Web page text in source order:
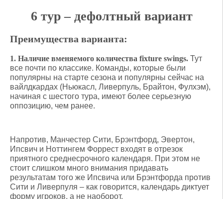
6 тур – дефолтный вариант
Преимущества варианта:
1. Наличие вменяемого количества fixture swings. Тут
все почти по классике. Команды, которые были
популярны на старте сезона и популярны сейчас на
вайлдкардах (Ньюкасл, Ливерпуль, Брайтон, Фулхэм),
начиная с шестого тура, имеют более серьезную
оппозицию, чем ранее.
Напротив, Манчестер Сити, Брэнтфорд, Эвертон,
Ипсвич и Ноттингем Форрест входят в отрезок
приятного среднесрочного календаря. При этом не
стоит слишком много внимания придавать
результатам того же Ипсвича или Брэнтфорда против
Сити и Ливерпуля – как говорится, календарь диктует
форму игроков, а не наоборот.